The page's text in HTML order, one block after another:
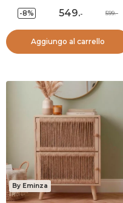
-8% 549.- 599.-
Aggiungo al carrello
By Eminza